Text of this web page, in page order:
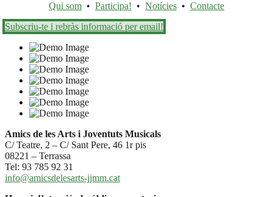
Qui som • Participa! • Notícies • Contacte
Subscriu-te i rebràs informació per email!
Amics de les Arts i Joventuts Musicals
C/ Teatre, 2 – C/ Sant Pere, 46 1r pis
08221 – Terrassa
Tel: 93 785 92 31
info@amicsdelesarts-jjmm.cat